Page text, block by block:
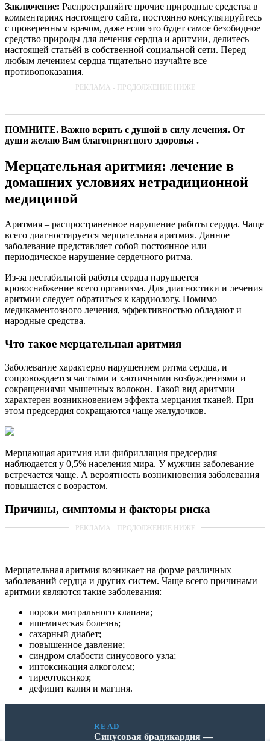
Заключение: Распространяйте прочие природные средства в
комментариях настоящего сайта, постоянно консультируйтесь
с проверенным врачом, даже если это будет самое безобидное
средство природы для лечения сердца и аритмии, делитесь
настоящей статьёй в собственной социальной сети. Перед
любым лечением сердца тщательно изучайте все
противопоказания.
ПОМНИТЕ. Важно верить с душой в силу лечения. От
души желаю Вам благоприятного здоровья .
Мерцательная аритмия: лечение в
домашних условиях нетрадиционной
медициной
Аритмия – распространенное нарушение работы сердца. Чаще
всего диагностируется мерцательная аритмия. Данное
заболевание представляет собой постоянное или
периодическое нарушение сердечного ритма.
Из-за нестабильной работы сердца нарушается
кровоснабжение всего организма. Для диагностики и лечения
аритмии следует обратиться к кардиологу. Помимо
медикаментозного лечения, эффективностью обладают и
народные средства.
Что такое мерцательная аритмия
Заболевание характерно нарушением ритма сердца, и
сопровождается частыми и хаотичными возбуждениями и
сокращениями мышечных волокон. Такой вид аритмии
характерен возникновением эффекта мерцания тканей. При
этом предсердия сокращаются чаще желудочков.
Мерцающая аритмия или фибрилляция предсердия
наблюдается у 0,5% населения мира. У мужчин заболевание
встречается чаще. А вероятность возникновения заболевания
повышается с возрастом.
Причины, симптомы и факторы риска
Мерцательная аритмия возникает на форме различных
заболеваний сердца и других систем. Чаще всего причинами
аритмии являются такие заболевания:
пороки митрального клапана;
ишемическая болезнь;
сахарный диабет;
повышенное давление;
синдром слабости синусового узла;
интоксикация алкоголем;
тиреотоксикоз;
дефицит калия и магния.
READ
Синусовая брадикардия —